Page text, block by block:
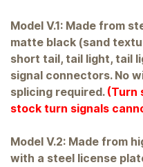
Model V.1: Made from
matte black (sand
short tail, tail light, tail
signal connectors. No
splicing required. (Turn
stock turn signals
Model V.2: Made from
with a steel license